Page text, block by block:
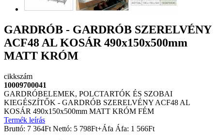
GARDRÓB - GARDRÓB SZERELVÉNY
ACF48 AL KOSÁR 490x150x500mm
MATT KRÓM
cikkszám
10009700041
GARDRÓBELEMEK, POLCTARTÓK ÉS SZOBAI
KIEGÉSZÍTŐK - GARDRÓB SZERELVÉNY ACF48 AL
KOSÁR 490x150x500mm MATT KRÓM FÉM
Termék leírás
Bruttó: 7 364Ft Nettó: 5 798Ft+Áfa Áfa: 1 566Ft